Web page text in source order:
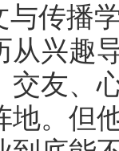
传播
从兴趣
交友、
地。但